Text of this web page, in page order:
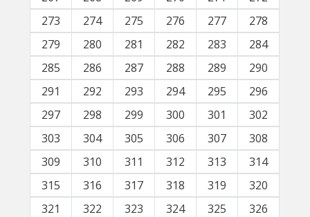
273
274 275 276 277
278
279
280 281 282 283
284
285
286 287 288 289
290
291
292 293 294 295
296
297
298 299 300 301
302
303
304 305 306 307
308
309
310 311 312 313
314
315
316 317 318 319
320
321
322 323 324 325
326